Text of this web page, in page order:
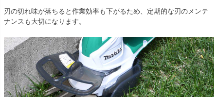
刃の切れ味が落ちると作業効率も下がるため、定期的な刃のメンテ
ナンスも大切になります。